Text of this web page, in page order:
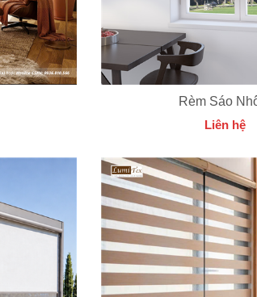
Rèm Sáo
Liên hệ